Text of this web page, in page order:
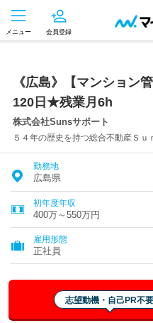
メニュー 会員登録
《広島》【マンション
120日★残業月6h
株式会社Sunsサポート
５４年の歴史を持つ総合不動産Ｓｕ
勤務地
広島県
初年度年収
400万～550万円
雇用形態
正社員
志望動機・自己PR不要